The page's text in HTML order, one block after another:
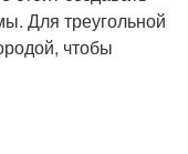
Для треугольной
чтобы